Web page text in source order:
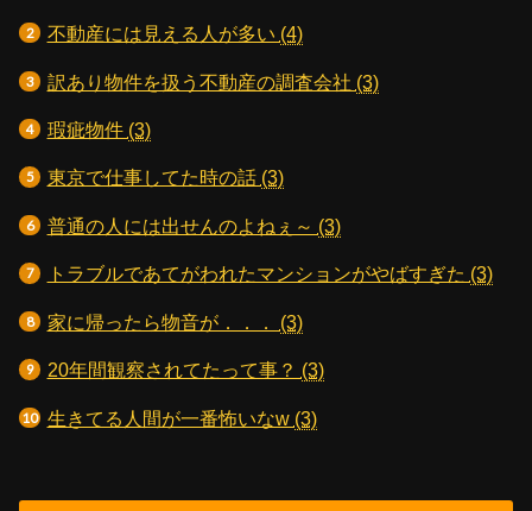
不動産には見える人が多い (4)
訳あり物件を扱う不動産の調査会社 (3)
瑕疵物件 (3)
東京で仕事してた時の話 (3)
普通の人には出せんのよねぇ～ (3)
トラブルであてがわれたマンションがやばすぎた (3)
家に帰ったら物音が．．． (3)
20年間観察されてたって事？ (3)
生きてる人間が一番怖いなw (3)